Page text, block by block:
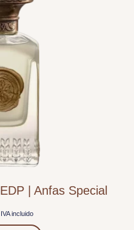
| Anfas Special
IVA incluido